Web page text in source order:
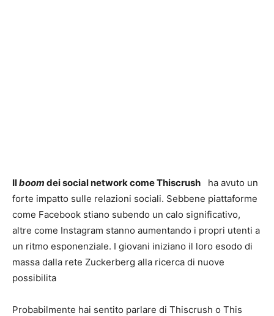
Ilboom dei social network come Thiscrush ha avuto un
forte impatto sulle relazioni sociali. Sebbene piattaforme
come Facebook stiano subendo un calo significativo,
altre come Instagram stanno aumentando i propri utenti a
un ritmo esponenziale. I giovani iniziano il loro esodo di
massa dalla rete Zuckerberg alla ricerca di nuove
possibilita
Probabilmente hai sentito parlare di Thiscrush o This